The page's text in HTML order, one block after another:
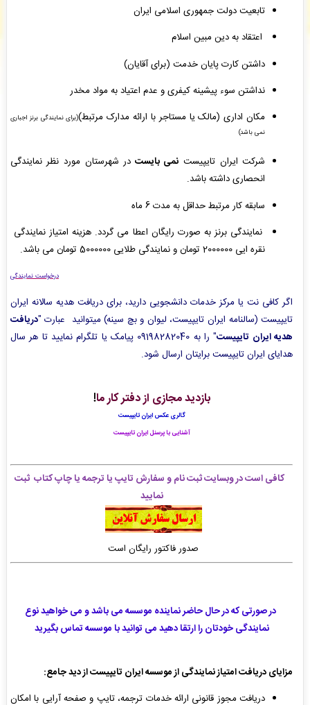
علی احمد زاده: پیش فاکتور شما با موفقیت پرداخت شد و سفارش تایپ، صفحه آرایی شما در
( پنجشنبه ۰۵/۰۵/۱۵ ۱۴:۱۳:۲۴)
جعفر نیازی: پیش فاکتور شما با موفقیت پرداخت شد و سفارش تایپ، صفحه آرایی شما در حال
علی احمد زاده: سفارش تایپ، صفحه آرایی شما ثبت شد به زودی توسط اپراتور بررسی خواهد
تابعیت دولت جمهوری اسلامی ایران
اعتقاد به دین مبین اسلام
داشتن کارت پایان خدمت (برای آقایان)
نداشتن سوء پیشینه کیفری و عدم اعتیاد به مواد مخدر
مکان اداری (مالک یا مستاجر با ارائه مدارک مرتبط)(برای نمایندگی برنز اجباری
نمی باشد)
شرکت ایران تایپیست نمی بایست در شهرستان مورد نظر نمایندگی
انحصاری داشته باشد.
سابقه کار مرتبط حداقل به مدت 6 ماه
نمایندگی برنز به صورت رایگان اعطا می گردد. هزینه امتیاز نمایندگی
نقره ایی 2000000 تومان و نمایندگی طلایی 5000000 تومان می باشد.
درخواست نمایندگی
اگر کافی نت یا مرکز خدمات دانشجویی دارید، برای دریافت هدیه سالانه ایران
تایپیست (سالنامه ایران تایپیست، لیوان و بچ سینه) میتوانید عبارت "دریافت
هدیه ایران تایپیست
" را به 09198282040 پیامک یا تلگرام نمایید تا هر سال
هدایای ایران تایپیست برایتان ارسال شود.
بازدید مجازی از دفتر کار ما!
گالری عکس ایران تایپیست
آشنایی با پرسنل ایران تایپیست
کافی است در وبسایت ثبت نام و سفارش تایپ یا ترجمه یا چاپ کتاب ثبت
نمایید
صدور فاکتور رایگان است
در صورتی که در حال حاضر نماینده موسسه می باشد و می خواهید نوع
نمایندگی خودتان را ارتقا دهید می توانید با موسسه تماس بگیرید
مزایای دریافت امتیاز نمایندگی از موسسه ایران تایپیست از دید جامع:
دریافت مجوز قانونی ارائه خدمات ترجمه، تایپ و صفحه آرایی با امکان